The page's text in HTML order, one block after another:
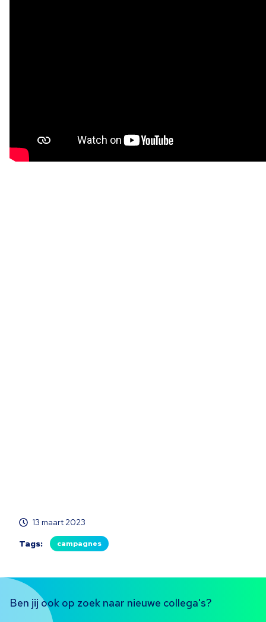
13 maart 2023
Tags:
campagnes
Ben jij ook op zoek naar nieuwe collega's?